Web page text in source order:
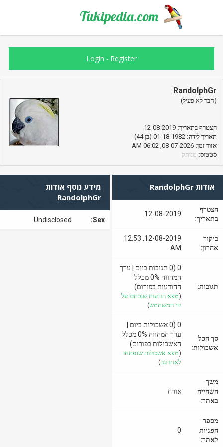
Tukipedia.com
Login - Register
RandolphGr
(חבר לא פעיל)
הצטרף בתאריך:
תאריך לידה:
אזור זמן:
סטטוס: מנותק
אודות RandolphGr
הצטרף
בתאריך:
12-08-2019
ביקור
אחרון:
12-08-2019, 12:53
AM
תגובות:
0 (0 תגובות ביום | ערך
המהווה 0% מכלל
ההודעות בפורום)
(מצא הודעות שנכתבו על
ידי המשתמש)
סך הכל
אשכולות:
0 (0 אשכולות ביום |
ערך המהווה 0% מכלל
האשכולות בפורום)
(מצא אשכולות שנפתחו
לאחרונה)
משך
השהייה
באתר:
אורח
מספר
הפניות
לאתר:
0
מידע נוסף אודות
RandolphGr
Sex:
Undisclosed